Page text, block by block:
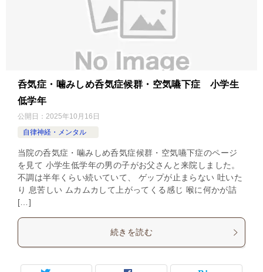
呑気症・噛みしめ呑気症候群・空気嚥下症 小学生
低学年
公開日： 2025年10月16日
自律神経・メンタル
当院の呑気症・噛みしめ呑気症候群・空気嚥下症のページ
を見て 小学生低学年の男の子がお父さんと来院しました。
不調は半年くらい続いていて、 ゲップが止まらない 吐いた
り 息苦しい ムカムカして上がってくる感じ 喉に何かが詰
[…]
続きを読む